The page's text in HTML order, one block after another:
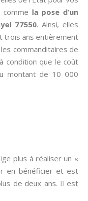
la pose d’un
77550. Ainsi, elles
trois ans entièrement
commanditaires de
condition que le coût
montant de 10 000
plus à réaliser un «
en bénéficier et est
de deux ans. Il est